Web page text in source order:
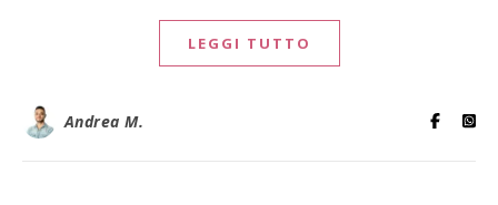
LEGGI TUTTO
Andrea M.